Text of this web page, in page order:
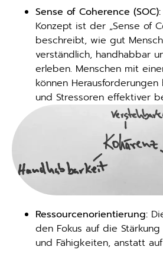
Sense of Coherence (SOC):
Konzept ist der „Sense of
beschreibt, wie gut
verständlich, handhabbar
erleben. Menschen mit
können
und Stressoren effektiver
Ressourcenorientierung:
den Fokus auf die
und Fähigkeiten, anstatt